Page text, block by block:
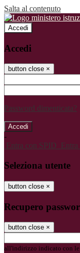
Salta al contenuto
Accedi
Accedi
button close ×
Password dimenticata?
-
Entra con SPID
Seleziona utente
button close ×
Recupero
button close ×
all'indirizzo indicato con le